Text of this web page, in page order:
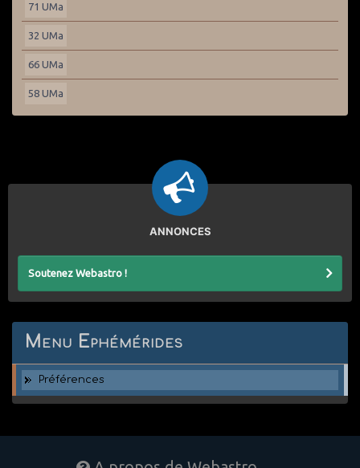
71 UMa
32 UMa
66 UMa
58 UMa
ANNONCES
Soutenez Webastro !
Menu Ephémérides
Préférences